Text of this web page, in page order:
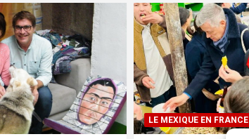
LE MEXIQUE EN FRANCE